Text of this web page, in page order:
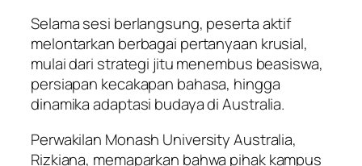
Selama sesi berlangsung, peserta aktif
melontarkan berbagai pertanyaan krusial,
mulai dari strategi jitu menembus beasiswa,
persiapan kecakapan bahasa, hingga
dinamika adaptasi budaya di Australia.
Perwakilan Monash University Australia,
Rizkiana, memaparkan bahwa pihak kampus